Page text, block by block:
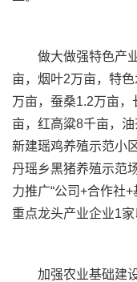
做大做强特色产业
亩，烟叶2万亩，特
万亩，蚕桑1.2万亩
亩，红高粱8千亩，
新建瑶鸡养殖示范小
丹瑶乡黑猪养殖示范
力推广“公司+合作社
重点龙头产业企业1家
加强农业基础建设